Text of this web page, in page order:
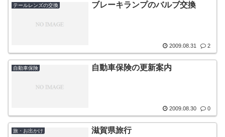
テールレンズの交換 ブレーキランプのバルブ交換
2009.08.31 2
自動車保険 自動車保険の更新案内
2009.08.30 0
旅・お出かけ 滋賀県旅行